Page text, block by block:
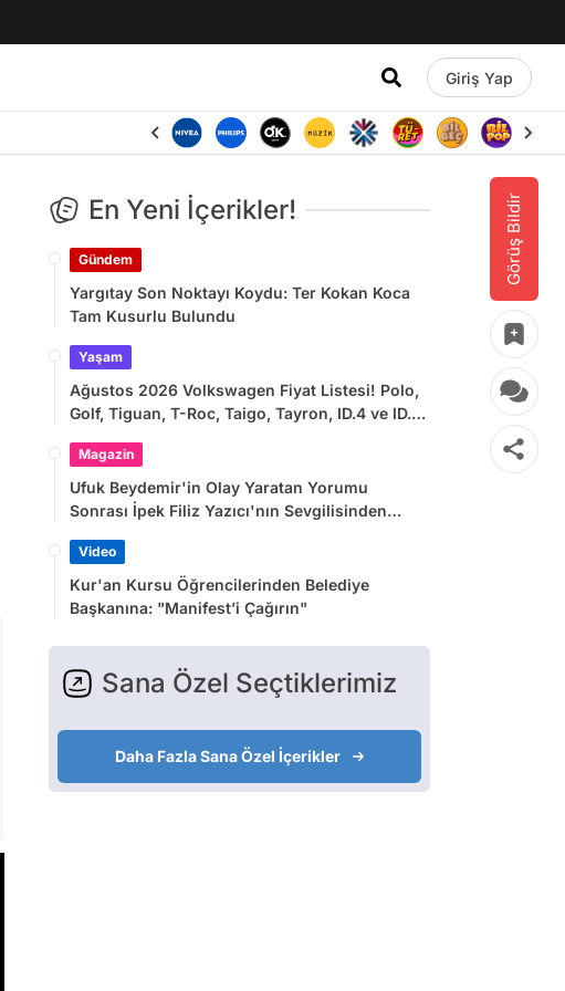
Giriş Yap
Görüş Bildir
En Yeni İçerikler!
Gündem
Yargıtay Son Noktayı Koydu: Ter Kokan Koca
Tam Kusurlu Bulundu
Yaşam
Ağustos 2026 Volkswagen Fiyat Listesi! Polo,
Golf, Tiguan, T-Roc, Taigo, Tayron, ID.4 ve ID.7
Magazin
Ufuk Beydemir'in Olay Yaratan Yorumu
Sonrası İpek Filiz Yazıcı'nın Sevgilisinden
Video
Kur'an Kursu Öğrencilerinden Belediye
Başkanına: "Manifest’i Çağırın"
Sana Özel Seçtiklerimiz
Daha Fazla Sana Özel İçerikler